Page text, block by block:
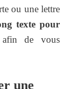
ou une lettre
texte pour
afin de vous
une